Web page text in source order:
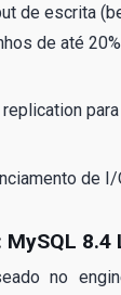
de escrita
de até
de I/
8.4
no